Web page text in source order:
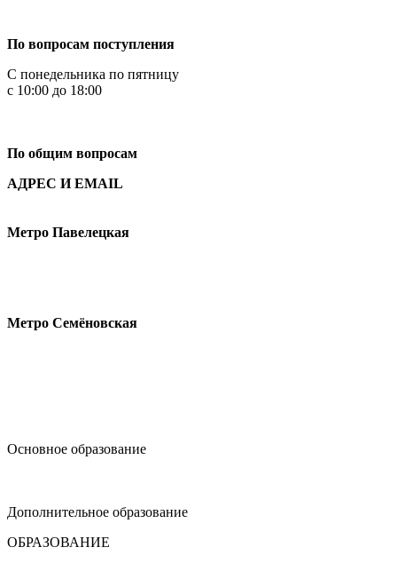
По вопросам поступления
С понедельника по пятницу
с 10:00 до 18:00
По общим вопросам
АДРЕС И EMAIL
Метро Павелецкая
Метро Семёновская
Основное образование
Дополнительное образование
ОБРАЗОВАНИЕ